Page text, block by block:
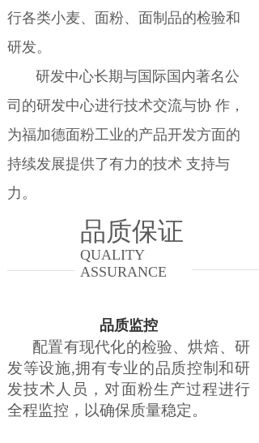
行各类小麦、面粉、面制品的检验和
研发。
研发中心长期与国际国内著名公
司的研发中心进行技术交流与协 作，
为福加德面粉工业的产品开发方面的
持续发展提供了有力的技术 支持与
力。
品质保证
QUALITY
ASSURANCE
品质监控
配置有现代化的检验、烘焙、研
发等设施,拥有专业的品质控制和研
发技术人员，对面粉生产过程进行
全程监控，以确保质量稳定。